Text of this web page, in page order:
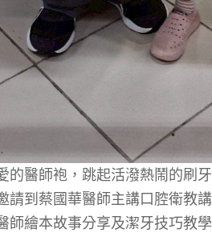
的醫師袍，跳起活潑熱鬧的刷
請到蔡國華醫師主講口腔衛教
師繪本故事分享及潔牙技巧教